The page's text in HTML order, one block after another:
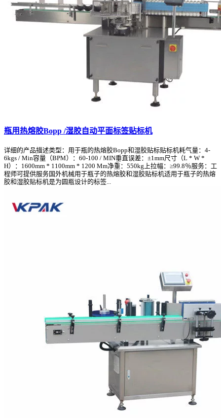
瓶用热熔胶Bopp /湿胶自动平面标签贴标机
详细的产品描述类型：用于瓶的热熔胶Bopp和湿胶贴标贴标机耗气量：4-
6kgs / Min容量（BPM）：60-100 / MIN垂直误差：±1mm尺寸（L * W *
H）：1600mm * 1100mm * 1200 Mm净重：550kg上拉幅：≥99.8％服务：工
程师可提供服务国外机械用于瓶子的热熔胶和湿胶贴标机适用于瓶子的热熔
胶和湿胶贴标机是为圆瓶设计的标签...